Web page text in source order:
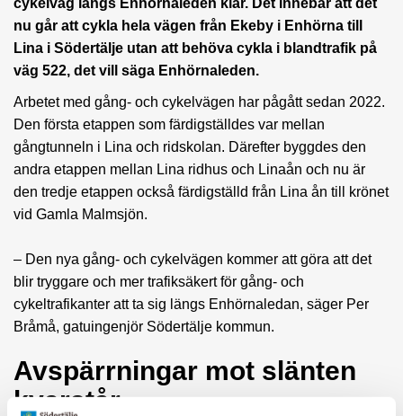
nu går att cykla hela vägen från Ekeby i Enhörna till
Lina i Södertälje utan att behöva cykla i blandtrafik på
väg 522, det vill säga Enhörnaleden.
Arbetet med gång- och cykelvägen har pågått sedan 2022.
Den första etappen som färdigställdes var mellan
gångtunneln i Lina och ridskolan. Därefter byggdes den
andra etappen mellan Lina ridhus och Linaån och nu är
den tredje etappen också färdigställd från Lina ån till krönet
vid Gamla Malmsjön.
– Den nya gång- och cykelvägen kommer att göra att det
blir tryggare och mer trafiksäkert för gång- och
cykeltrafikanter att ta sig längs Enhörnaledan, säger Per
Bråmå, gatuingenjör Södertälje kommun.
Avspärrningar mot slänten
kvarstår